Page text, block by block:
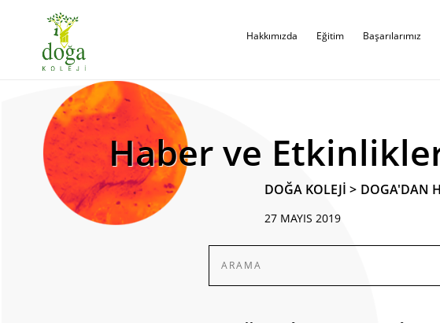
Hakkımızda Eğitim Başarılarımız
Haber ve
DOĞA KOLEJİ > DOGA'DAN
27 MAYIS 2019